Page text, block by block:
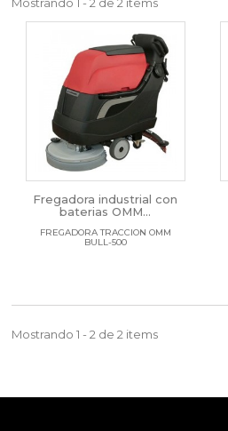
Fregadora industrial con
baterias OMM...
FREGADORA TRACCION OMM
BULL-500
Mostrando 1 - 2 de 2 items